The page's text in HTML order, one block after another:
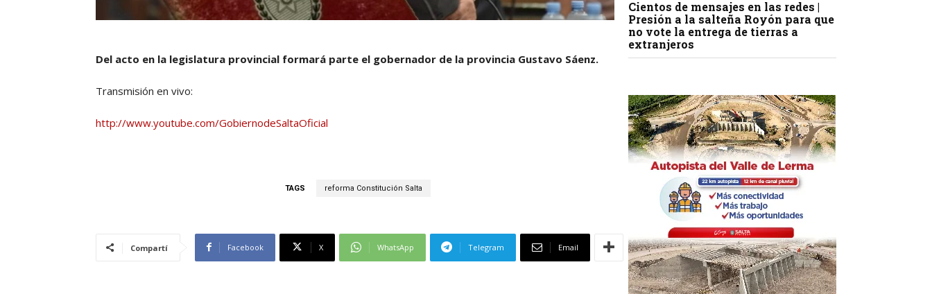
Del acto en la legislatura provincial formará parte el gobernador de la provincia Gustavo Sáenz.
Transmisión en vivo:
http://www.youtube.com/GobiernodeSaltaOficial
TAGS reforma Constitución Salta
Compartí Facebook X WhatsApp Telegram Email
Cientos de mensajes en las redes |
Presión a la salteña Royón para que
no vote la entrega de tierras a
extranjeros